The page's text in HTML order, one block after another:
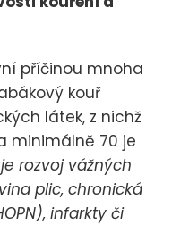
příčinou mnoha
kouř
látek, z nichž
minimálně 70 je
rozvoj vážných
plic, chronická
infarkty či